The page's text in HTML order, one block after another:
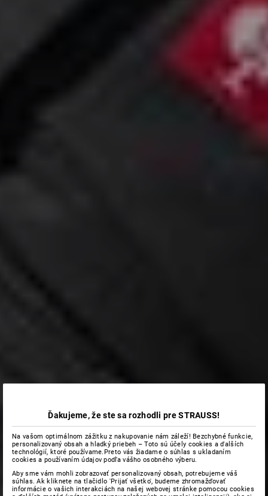
Ďakujeme, že ste sa rozhodli pre STRAUSS!
Na vašom optimálnom zážitku z nakupovanie nám záleží! Bezchybné funkcie,
personalizovaný obsah a hladký priebeh – Toto sú účely cookies a ďalších
technológií, ktoré používame.Preto vás žiadame o súhlas s ukladaním
cookies a používaním údajov podľa vášho osobného výberu.
Aby sme vám mohli zobrazovať personalizovaný obsah, potrebujeme váš
súhlas. Ak kliknete na tlačidlo 'Prijať všetko', budeme zhromažďovať
informácie o vašich interakciách na našej webovej stránke pomocou cookies